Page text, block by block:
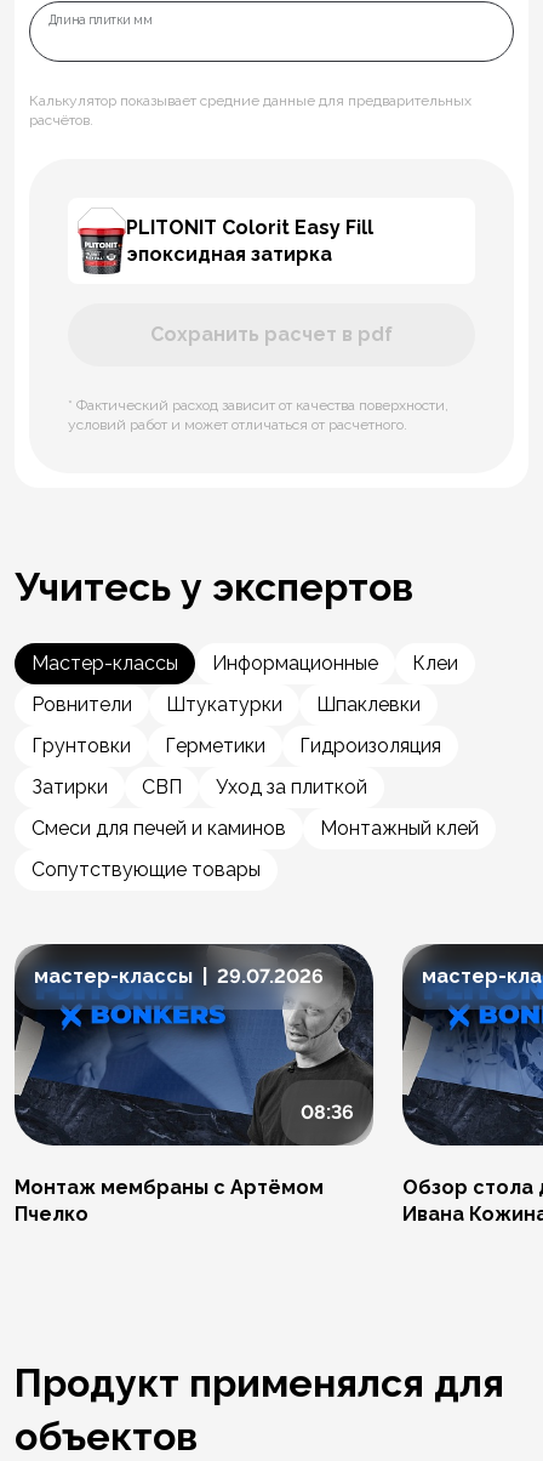
Длина плитки мм
Калькулятор показывает средние данные для предварительных
расчётов.
PLITONIT Colorit Easy Fill
эпоксидная затирка
Сохранить расчет в pdf
* Фактический расход зависит от качества поверхности,
условий работ и может отличаться от расчетного.
Учитесь у экспертов
Мастер-классы Информационные
Клеи
Ровнители
Штукатурки
Шпаклевки
Грунтовки
Герметики
Гидроизоляция
Затирки
СВП
Уход за плиткой
Смеси для печей и каминов
Монтажный клей
Сопутствующие товары
мастер-классы | 29.07.2026
08:36
Монтаж мембраны с Артёмом
Пчелко
мастер-
Обзор стола
Ивана
Продукт применялся для
объектов